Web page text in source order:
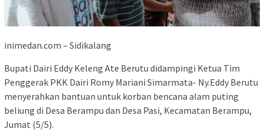
inimedan.com – Sidikalang
Bupati Dairi Eddy Keleng Ate Berutu didampingi Ketua Tim
Penggerak PKK Dairi Romy Mariani Simarmata- Ny.Eddy Berutu
menyerahkan bantuan untuk korban bencana alam puting
beliung di Desa Berampu dan Desa Pasi, Kecamatan Berampu,
Jumat (5/5).